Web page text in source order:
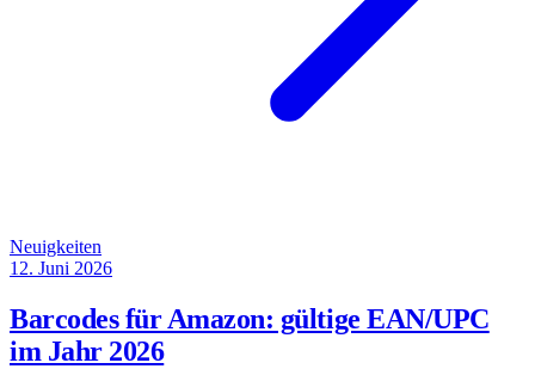
Neuigkeiten
12. Juni 2026
Barcodes für Amazon: gültige EAN/UPC
im Jahr 2026